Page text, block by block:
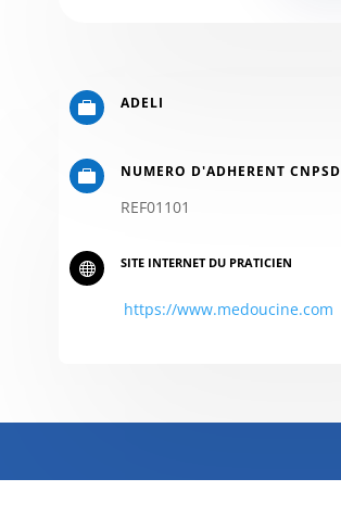
 ADELI
 NUMERO D'ADHERENT CNPSD
REF01101
 SITE INTERNET DU PRATICIEN
https://www.medoucine.com